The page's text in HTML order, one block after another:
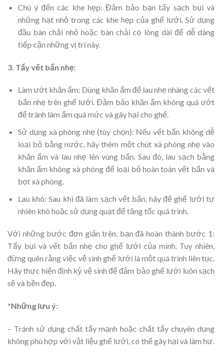
Chú ý đến các khe hẹp: Đảm bảo bạn tẩy sạch bụi và
những hạt nhỏ trong các khe hẹp của ghế lưới. Sử dụng
đầu bàn chải nhỏ hoặc bàn chải có lông dài để dễ dàng
tiếp cận những vị trí này.
3. Tẩy vết bẩn nhẹ:
Làm ướt khăn ẩm: Dùng khăn ẩm để lau nhẹ nhàng các vết
bẩn nhẹ trên ghế lưới. Đảm bảo khăn ẩm không quá ướt
để tránh làm ẩm quá mức và gây hại cho ghế.
Sử dụng xà phòng nhẹ (tùy chọn): Nếu vết bẩn không dễ
loại bỏ bằng nước, hãy thêm một chút xà phòng nhẹ vào
khăn ẩm và lau nhẹ lên vùng bẩn. Sau đó, lau sạch bằng
khăn ẩm không xà phòng để loại bỏ hoàn toàn vết bẩn và
bọt xà phòng.
Lau khô: Sau khi đã làm sạch vết bẩn, hãy để ghế lưới tự
nhiên khô hoặc sử dụng quạt để tăng tốc quá trình.
Với những bước đơn giản trên, bạn đã hoàn thành bước 1:
Tẩy bụi và vết bẩn nhẹ cho ghế lưới của mình. Tuy nhiên,
đừng quên rằng việc vệ sinh ghế lưới là một quá trình liên tục.
Hãy thực hiện định kỳ vệ sinh để đảm bảo ghế lưới luôn sạch
sẽ và bền đẹp.
*Những lưu ý:
– Tránh sử dụng chất tẩy mạnh hoặc chất tẩy chuyên dụng
không phù hợp với vật liệu ghế lưới, có thể gây hại và làm hư.